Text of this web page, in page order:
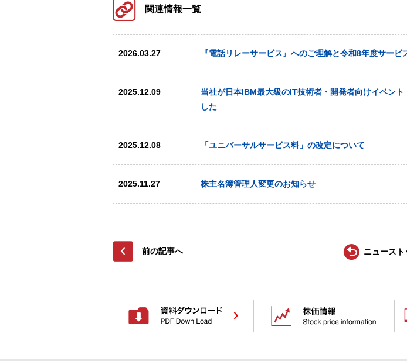
関連情報一覧
2026.03.27 『電話リレーサービス』へのご理解と令和8年度サー
2025.12.09
当社が日本IBM最大級のIT技術者・開発者向けイベン
した
2025.12.08 「ユニバーサルサービス料」の改定について
2025.11.27 株主名簿管理人変更のお知らせ
前の記事へ ニュースト